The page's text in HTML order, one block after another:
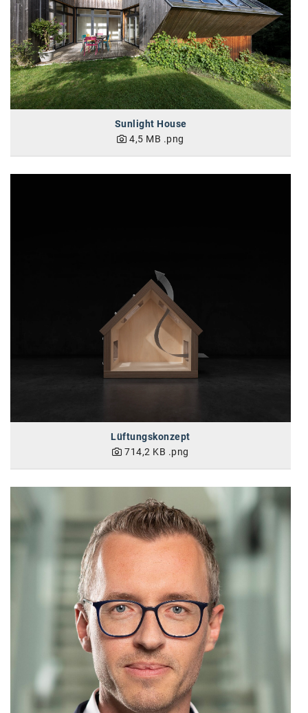
Kontakt
Sunlight House
4,5 MB .png
Lüftungskonzept
714,2 KB .png